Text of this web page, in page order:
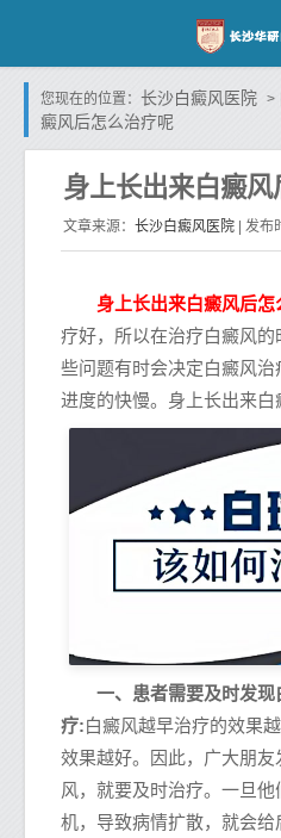
您现在的位置： 长沙白癜风医院 >
癜风后怎么治疗呢
身上长出来白癜
文章来源： 长沙白癜风医院 | 发
身上长出来白癜风后怎
疗好，所以在治疗白癜风
些问题有时会决定白癜风
进度的快慢。身上长出来
一、患者需要及时发
疗:白癜风越早治疗的效果
效果越好。因此，广大朋
风，就要及时治疗。一旦
机，导致病情扩散，就会